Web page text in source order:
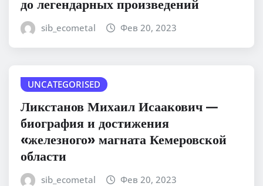
до легендарных произведений
sib_ecometal Фев 20, 2023
UNCATEGORISED
Ликстанов Михаил Исаакович —
биография и достижения
«железного» магната Кемеровской
области
sib_ecometal Фев 20, 2023